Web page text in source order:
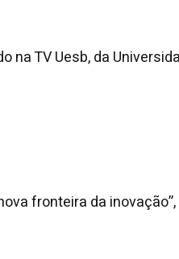
na TV Uesb, da
fronteira da